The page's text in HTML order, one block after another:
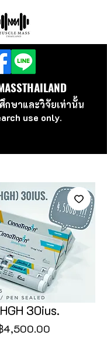
กษาและวิจัยเท่านั้น
use only.
30ius.
คา
4,500.00